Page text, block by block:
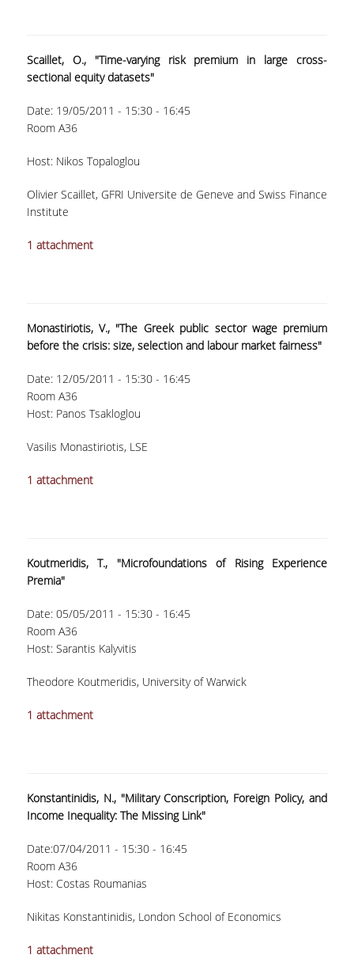
ΣΥΝΕΙΣΦΟΡΑ ΚΑΘΗΓΗΤΩΝ
ΜΑΘΗΜΑΤΙΚΑ
ΑΓΓΛΙΚΑ
ΓΙΑΤΙ ΔΕΟΣ
ΟΔΗΓΟΣ ΣΠΟΥΔΩΝ
ΠΡΟΓΡΑΜΜΑ ΣΠΟΥΔΩΝ
ΜΑΘΗΜΑΤΑ ΠΡΟΓΡΑΜΜΑΤΟΣ
ΣΠΟΥΔΩΝ
ΥΠΟΣΤΗΡΙΞΗ ΣΠΟΥΔΩΝ
ΔΙΠΛΩΜΑΤΙΚΗ ΕΡΓΑΣΙΑ
ΓΕΝΙΚΕΣ ΠΛΗΡΟΦΟΡΙΕΣ
ΔΙΠΛΩΜΑΤΙΚΩΝ ΕΡΓΑΣΙΩΝ
ΓΙΑ ΤΗ ΔΙΠΛΩΜΑΤΙΚΗ ΕΡΓΑΣΙΑ
Scaillet, O., "Time-varying risk premium in large cross-
sectional equity datasets"
Date: 19/05/2011 - 15:30- 16:45
Room A36
Host: Nikos Topaloglou
Olivier Scaillet, GFRI Universite de Geneve and Swiss Finance
Institute
1 attachment
Monastiriotis, V., "The Greek public sector wage premium
before the crisis: size, selection and labour market fairness"
Date: 12/05/2011 - 15:30- 16:45
Room A36
Host: Panos Tsakloglou
Vasilis Monastiriotis, LSE
1 attachment
Koutmeridis, T., "Microfoundations of Rising Experience
Premia"
Date: 05/05/2011 - 15:30- 16:45
Room A36
Host: Sarantis Kalyvitis
Theodore Koutmeridis, University of Warwick
1 attachment
Konstantinidis, N., "Military Conscription, Foreign Policy, and
Income Inequality: The Missing Link"
Date:07/04/2011 - 15:30- 16:45
Room A36
Host: Costas Roumanias
Nikitas Konstantinidis, London School of Economics
1 attachment